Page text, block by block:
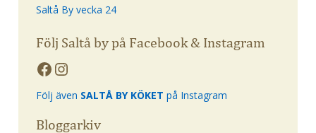
Saltå By vecka 24
Följ Saltå by på Facebook & Instagram
Följ även SALTÅ BY KÖKET på Instagram
Bloggarkiv